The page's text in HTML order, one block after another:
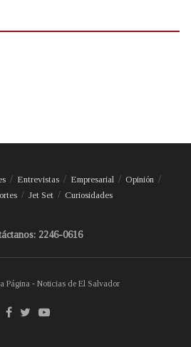
Entrevistas Empresarial
Opinión
Jet Set Curiosidades
2246-0616
Página - Noticias de El Salvador